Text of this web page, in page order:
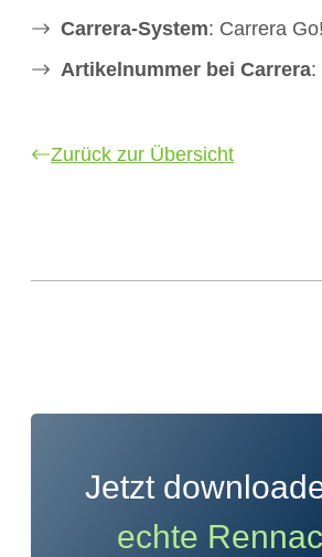
Carrera-System: Carrera
Artikelnummer bei Carrera:
Zurück zur Übersicht
Jetzt
echte